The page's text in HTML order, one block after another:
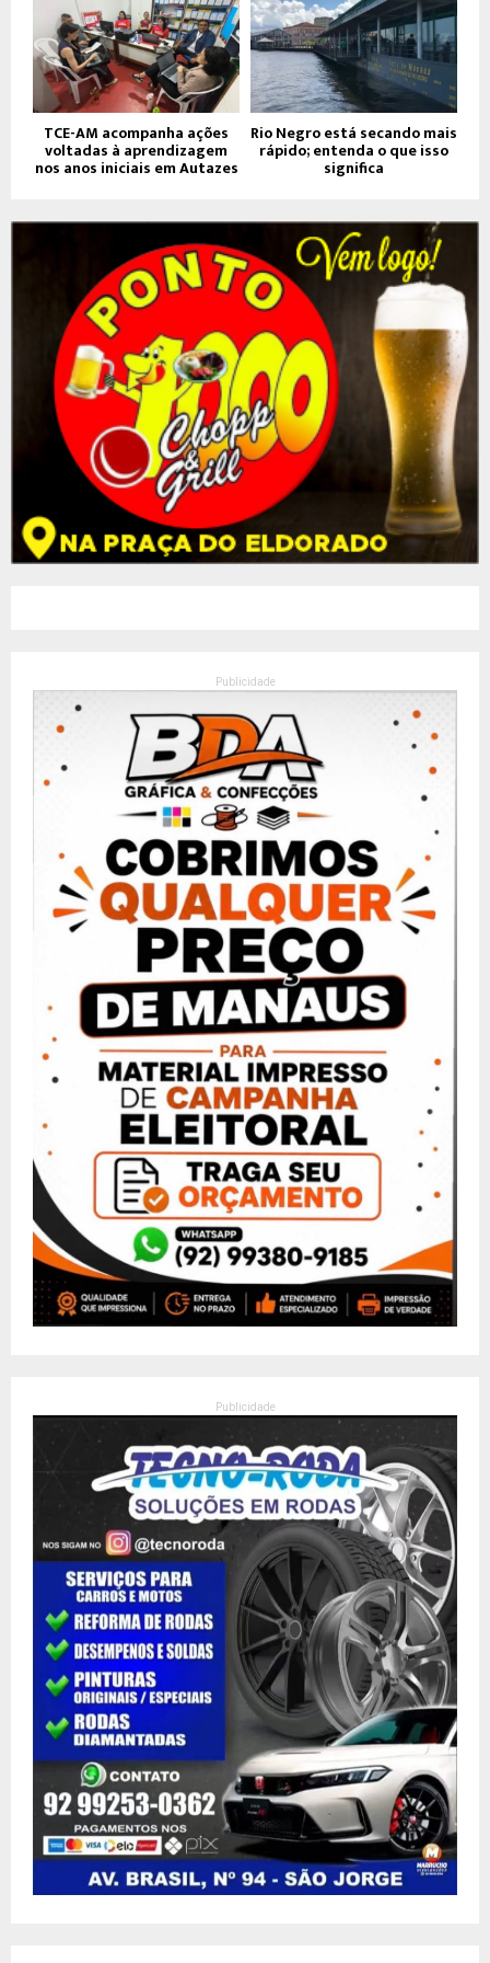
TCE-AM acompanha ações
voltadas à aprendizagem
nos anos iniciais em Autazes
Rio Negro está secando mais
rápido; entenda o que isso
significa
Publicidade
Publicidade